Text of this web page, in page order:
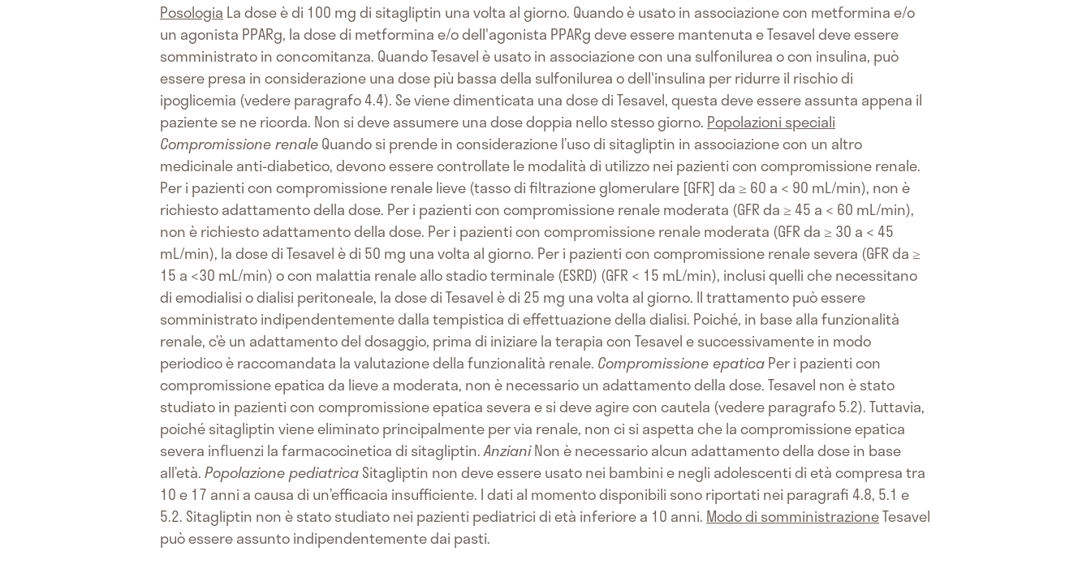
Posologia La dose è di 100 mg di sitagliptin una volta al giorno. Quando è usato in associazione con metformina e/o
un agonista PPARg, la dose di metformina e/o dell'agonista PPARg deve essere mantenuta e Tesavel deve essere
somministrato in concomitanza. Quando Tesavel è usato in associazione con una sulfonilurea o con insulina, può
essere presa in considerazione una dose più bassa della sulfonilurea o dell'insulina per ridurre il rischio di
ipoglicemia (vedere paragrafo 4.4). Se viene dimenticata una dose di Tesavel, questa deve essere assunta appena il
paziente se ne ricorda. Non si deve assumere una dose doppia nello stesso giorno. Popolazioni speciali
Compromissione renaleQuando si prende in considerazione l’uso di sitagliptin in associazione con un altro
medicinale anti-diabetico, devono essere controllate le modalità di utilizzo nei pazienti con compromissione renale.
Per i pazienti con compromissione renale lieve (tasso di filtrazione glomerulare [GFR] da ≥ 60 a < 90 mL/min), non è
richiesto adattamento della dose. Per i pazienti con compromissione renale moderata (GFR da ≥ 45 a < 60 mL/min),
non è richiesto adattamento della dose. Per i pazienti con compromissione renale moderata (GFR da ≥ 30 a < 45
mL/min), la dose di Tesavel è di 50 mg una volta al giorno. Per i pazienti con compromissione renale severa (GFR da ≥
15 a <30 mL/min) o con malattia renale allo stadio terminale (ESRD) (GFR < 15 mL/min), inclusi quelli che necessitano
di emodialisi o dialisi peritoneale, la dose di Tesavel è di 25 mg una volta al giorno. Il trattamento può essere
somministrato indipendentemente dalla tempistica di effettuazione della dialisi. Poiché, in base alla funzionalità
renale, c’è un adattamento del dosaggio, prima di iniziare la terapia con Tesavel e successivamente in modo
periodico è raccomandata la valutazione della funzionalità renale. Compromissione epaticaPer i pazienti con
compromissione epatica da lieve a moderata, non è necessario un adattamento della dose. Tesavel non è stato
studiato in pazienti con compromissione epatica severa e si deve agire con cautela (vedere paragrafo 5.2). Tuttavia,
poiché sitagliptin viene eliminato principalmente per via renale, non ci si aspetta che la compromissione epatica
severa influenzi la farmacocinetica di sitagliptin.AnzianiNon è necessario alcun adattamento della dose in base
all’età.Popolazione pediatricaSitagliptin non deve essere usato nei bambini e negli adolescenti di età compresa tra
10 e 17 anni a causa di un’efficacia insufficiente. I dati al momento disponibili sono riportati nei paragrafi 4.8, 5.1 e
5.2. Sitagliptin non è stato studiato nei pazienti pediatrici di età inferiore a 10 anni. Modo di somministrazioneTesavel
può essere assunto indipendentemente dai pasti.